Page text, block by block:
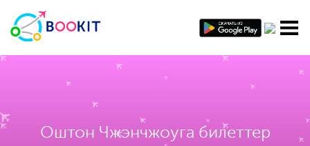
Оштон Чжэнчжоуга билеттер